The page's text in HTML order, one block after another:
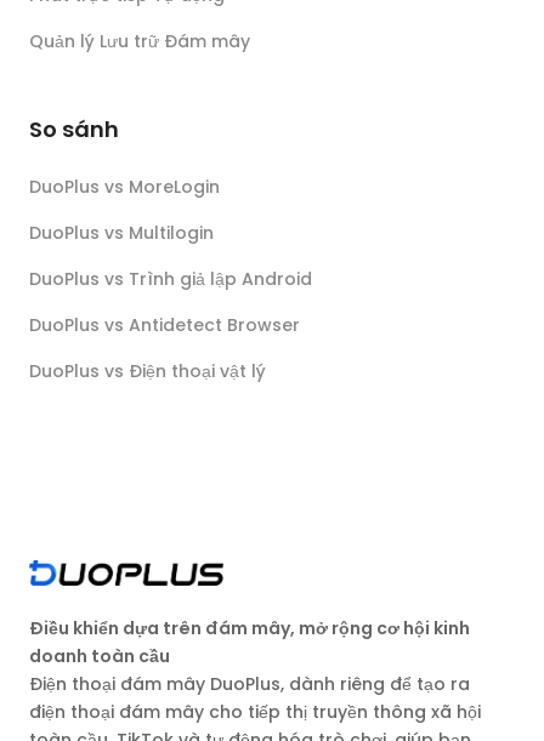
Quản lý Lưu trữ Đám mây
So sánh
DuoPlus vs MoreLogin
DuoPlus vs Multilogin
DuoPlus vs Trình giả lập Android
DuoPlus vs Antidetect Browser
DuoPlus vs Điện thoại vật lý
Điều khiển dựa trên đám mây, mở rộng cơ hội kinh
doanh toàn cầu
Điện thoại đám mây DuoPlus, dành riêng để tạo ra
điện thoại đám mây cho tiếp thị truyền thông xã hội